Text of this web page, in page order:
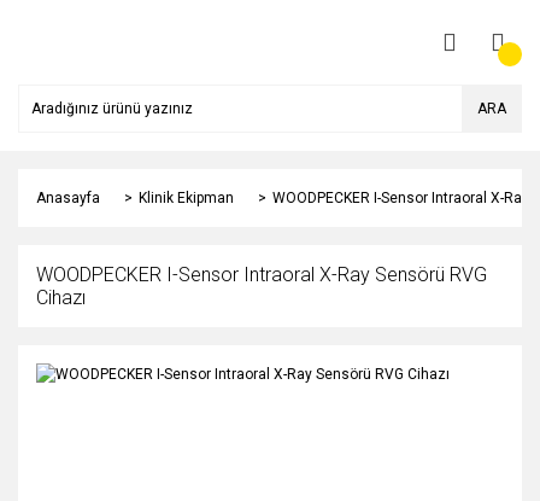
ARA
Anasayfa Klinik Ekipman WOODPECKER I-Sensor Intraoral X-Ray
WOODPECKER I-Sensor Intraoral X-Ray Sensörü RVG
Cihazı